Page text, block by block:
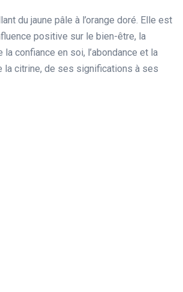
du jaune pâle à l’orange doré. Elle est
positive sur le bien-être, la
confiance en soi, l’abondance et la
la citrine, de ses significations à ses